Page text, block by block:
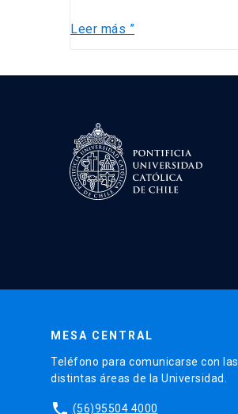
Leer más ”
MESA CENTRAL
Teléfono para comunicarse con las
distintas áreas de la Universidad.
phone (56)95504 4000